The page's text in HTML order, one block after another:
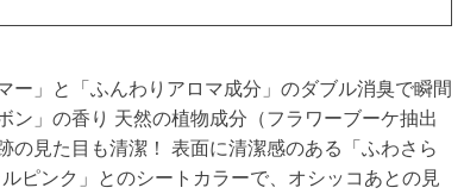
」と「ふんわりアロマ成分」のダブル消臭で瞬間
ン」の香り 天然の植物成分（フラワーブーケ抽出
見た目も清潔！ 表面に清潔感のある「ふわさら
ピンク」とのシートカラーで、オシッコあとの見